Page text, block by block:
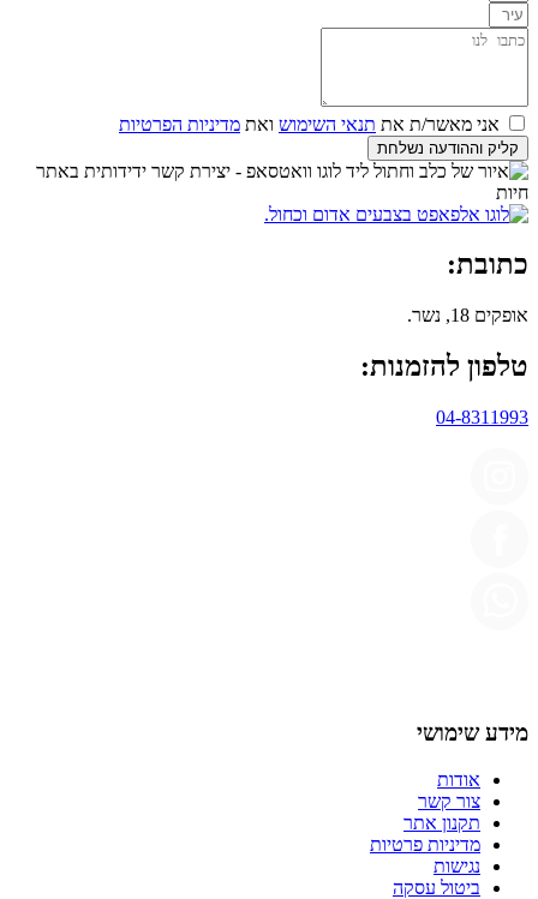
אני מאשר/ת את תנאי השימוש ואת מדיניות הפרטיות
קליק וההודעה נשלחת
כתובת:
אופקים 18, נשר.
טלפון להזמנות:
04-8311993
מידע שימושי
אודות
צור קשר
תקנון אתר
מדיניות פרטיות
נגישות
ביטול עסקה